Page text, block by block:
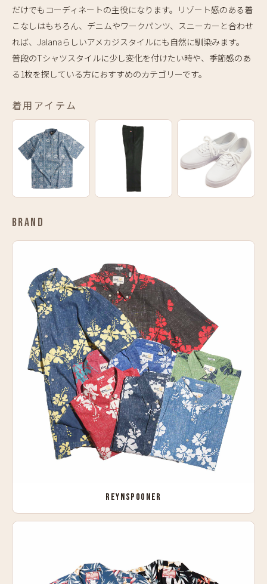
だけでもコーディネートの主役になります。リゾート感のある着
こなしはもちろん、デニムやワークパンツ、スニーカーと合わせ
れば、Jalanaらしいアメカジスタイルにも自然に馴染みます。
普段のTシャツスタイルに少し変化を付けたい時や、季節感のあ
る1枚を探している方におすすめのカテゴリーです。
着用アイテム
BRAND
REYNSPOONER